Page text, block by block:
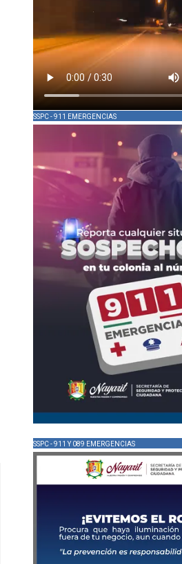
SSPC - 911 EMERGENCIAS
SSPC - 911 Y 089 EMERGENCIAS